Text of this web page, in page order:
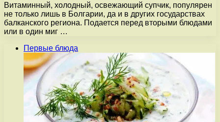
Витаминный, холодный, освежающий супчик, популярен
не только лишь в Болгарии, да и в других государствах
балканского региона. Подается перед вторыми блюдами
или в один миг …
Первые блюда